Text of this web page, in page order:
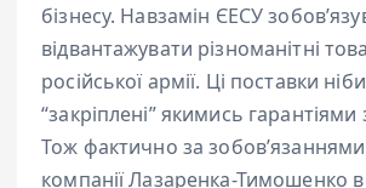
бізнесу. Навзамін ЄЕСУ
відвантажувати різноманітні
російської армії. Ці поставки
“закріплені” якимись гарантіями
Тож фактично за
компанії Лазаренка-Тимошенко в